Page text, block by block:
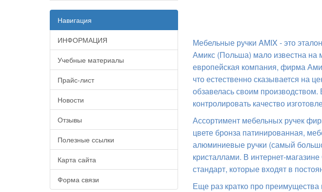
Навигация
ИНФОРМАЦИЯ
Учебные материалы
Прайс-лист
Новости
Отзывы
Полезные ссылки
Карта сайта
Форма связи
Мебельные ручки AMIX - это
Амикс (Польша) мало известна на
европейская компания, фирма
что естественно сказывается на
обзавелась своим
контролировать качество
Ассортимент мебельных ручек
цвете бронза патинированная,
алюминиевые ручки (самый
кристаллами. В интернет-
стандарт, которые входят в
Еще раз кратко про